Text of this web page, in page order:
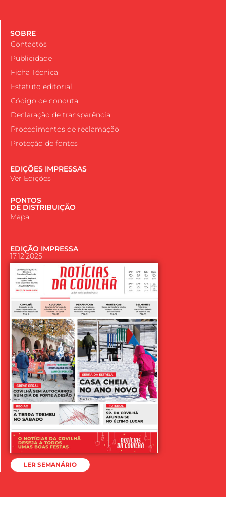
SOBRE
Contactos
Publicidade
Ficha Técnica
Estatuto editorial
Código de conduta
Declaração de transparência
Procedimentos de reclamação
Proteção de fontes
EDIÇÕES IMPRESSAS
Ver Edições
PONTOS
DE DISTRIBUIÇÃO
Mapa
EDIÇÃO IMPRESSA
17.12.2025
LER SEMANÁRIO